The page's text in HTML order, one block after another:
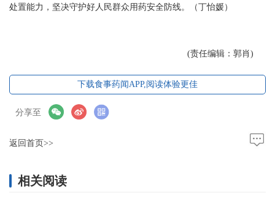
处置能力，坚决守护好人民群众用药安全防线。（丁怡媛）
(责任编辑：郭肖)
下载食事药闻APP,阅读体验更佳
分享至
返回首页>>
相关阅读